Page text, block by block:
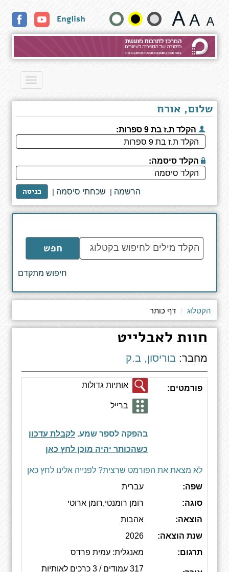
לאבלייט
שנה
גודל
טקסט
English
Toggle
שלום, אורח
הקלד ת.ז בת 9 ספרות:
הקלד סיסמה:
כניסה | שכחתי סיסמה | הרשמה
הקלד
מילים
לחיפוש
חפש
חיפוש מתקדם
הקטלוג דף כותר
חוות לאבלייט
מחבר:בוריסון, ב.ק
פורמטים: אותיות גדולות
ברייל
בהפקה לספר שמע. לקבלת עדכון
כשהכותר יהיה מוכן לחץ כאן
לא מצאת את הפורמט שרצית? לפנייה אלינו לחץ כאן
שפה:
עברית
סוגה:
רומן רומנטי,רומן ארוטי
הוצאה:
אהבות
שנת הוצאה:
2026
תרגום:
מאנגלית: עמית פרדס
317 עמודים / 3 כרכים לאותיות